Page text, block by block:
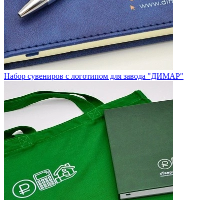
Набор сувениров с логотипом для завода "ДИМАР"